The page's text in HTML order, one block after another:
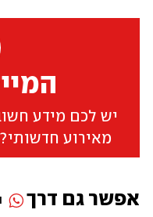
יש לכם מידע
מאירוע
אפשר גם דרך